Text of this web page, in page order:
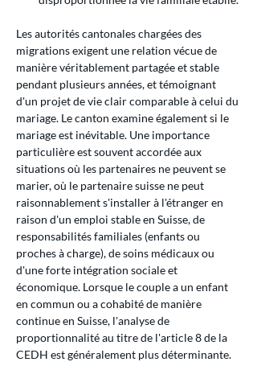
Les autorités cantonales chargées des
migrations exigent une relation vécue de
manière véritablement partagée et stable
pendant plusieurs années, et témoignant
d'un projet de vie clair comparable à celui du
mariage. Le canton examine également si le
mariage est inévitable. Une importance
particulière est souvent accordée aux
situations où les partenaires ne peuvent se
marier, où le partenaire suisse ne peut
raisonnablement s'installer à l'étranger en
raison d'un emploi stable en Suisse, de
responsabilités familiales (enfants ou
proches à charge), de soins médicaux ou
d'une forte intégration sociale et
économique. Lorsque le couple a un enfant
en commun ou a cohabité de manière
continue en Suisse, l'analyse de
proportionnalité au titre de l'article 8 de la
CEDH est généralement plus déterminante.